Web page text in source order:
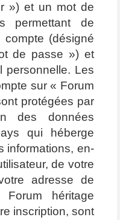
») et un mot de
permettant de
(désigné
de passe ») et
personnelle. Les
sur « Forum
protégées par
des données
qui héberge
informations, en-
de votre
adresse de
héritage
inscription, sont